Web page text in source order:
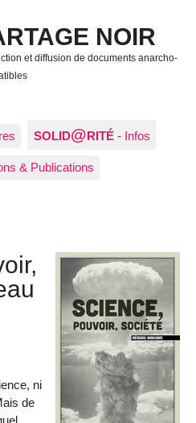
NOIR
et diffusion de documents anarcho-
SOLID@RITÉ - Infos
& Publications
ni
de